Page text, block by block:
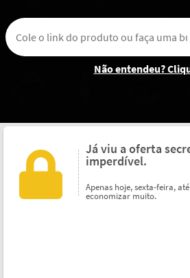
Não entendeu?
Já viu a oferta
imperdível.
Apenas hoje, sexta-feira,
economizar muito.